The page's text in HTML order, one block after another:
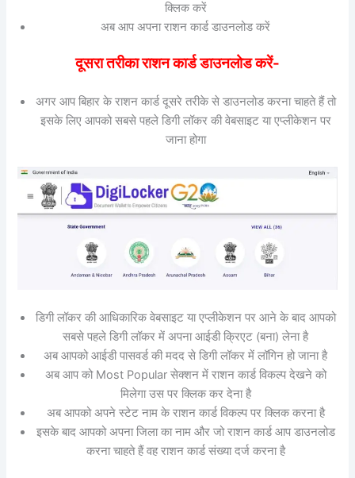
क्लिक करें
अब आप अपना राशन कार्ड डाउनलोड करें
दूसरा तरीका राशन कार्ड डाउनलोड करें-
अगर आप बिहार के राशन कार्ड दूसरे तरीके से डाउनलोड करना चाहते हैं तो
इसके लिए आपको सबसे पहले डिगी लॉकर की वेबसाइट या एप्लीकेशन पर
जाना होगा
डिगी लॉकर की आधिकारिक वेबसाइट या एप्लीकेशन पर आने के बाद आपको
सबसे पहले डिगी लॉकर में अपना आईडी क्रिएट (बना) लेना है
अब आपको आईडी पासवर्ड की मदद से डिगी लॉकर में लॉगिन हो जाना है
अब आप को Most Popular सेक्शन में राशन कार्ड विकल्प देखने को
मिलेगा उस पर क्लिक कर देना है
अब आपको अपने स्टेट नाम के राशन कार्ड विकल्प पर क्लिक करना है
इसके बाद आपको अपना जिला का नाम और जो राशन कार्ड आप डाउनलोड
करना चाहते हैं वह राशन कार्ड संख्या दर्ज करना है